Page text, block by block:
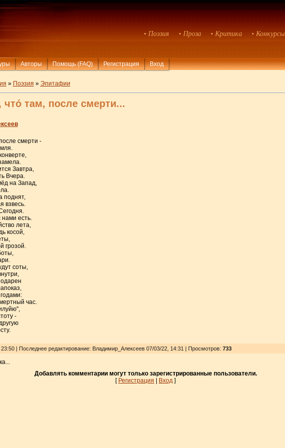
• Поэзия • Проза • Критика • Конкурсы
Авторы Помощь (FAQ) Регистрация Вход
» Поэзия » Эпитафии
там, после смерти...
смерти -
Завтра,
Вчера.
на Запад,
поднят,
взвесь.
есть.
лета,
косой,
грозой.
соты,
час.
-
| Последнее редактирование: Владимир_Алексеев 07/03/22, 14:31 | Просмотров: 733
Добавлять комментарии могут только зарегистрированные пользователи.
[ Регистрация | Вход ]